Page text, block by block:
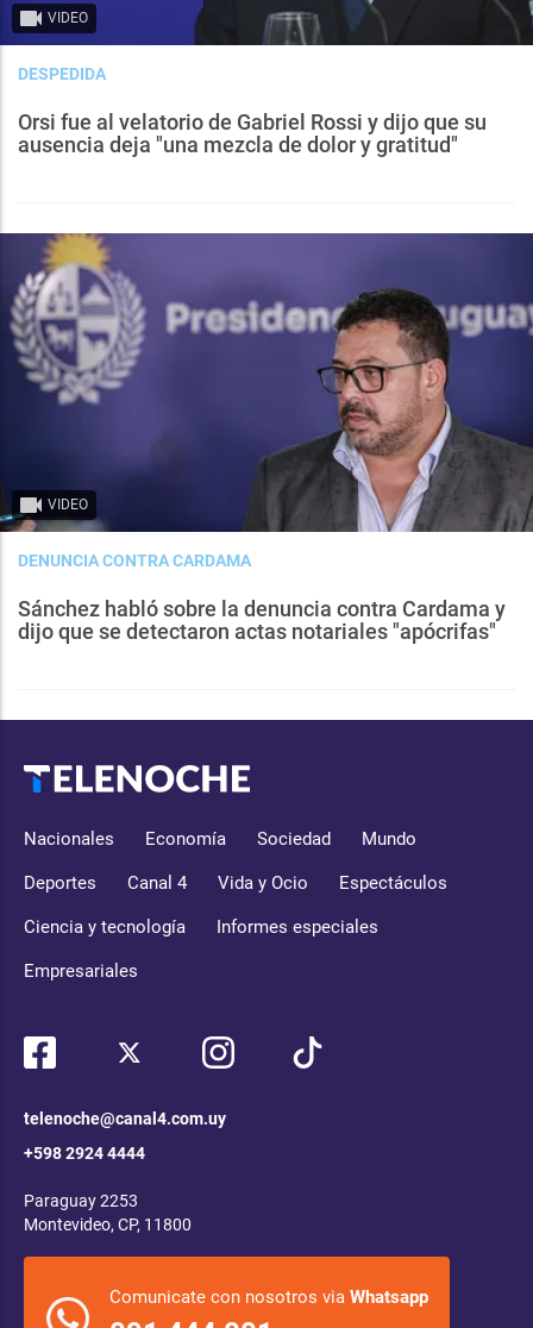
VIDEO
DESPEDIDA
Orsi fue al velatorio de Gabriel Rossi y dijo que su
ausencia deja "una mezcla de dolor y gratitud"
VIDEO
DENUNCIA CONTRA CARDAMA
Sánchez habló sobre la denuncia contra Cardama y
dijo que se detectaron actas notariales "apócrifas"
Nacionales Economía Sociedad Mundo
Deportes Canal 4 Vida y Ocio Espectáculos
Ciencia y tecnología Informes especiales
Empresariales
telenoche@canal4.com.uy
+598 2924 4444
Paraguay 2253
Montevideo, CP, 11800
Comunicate con nosotros via Whatsapp